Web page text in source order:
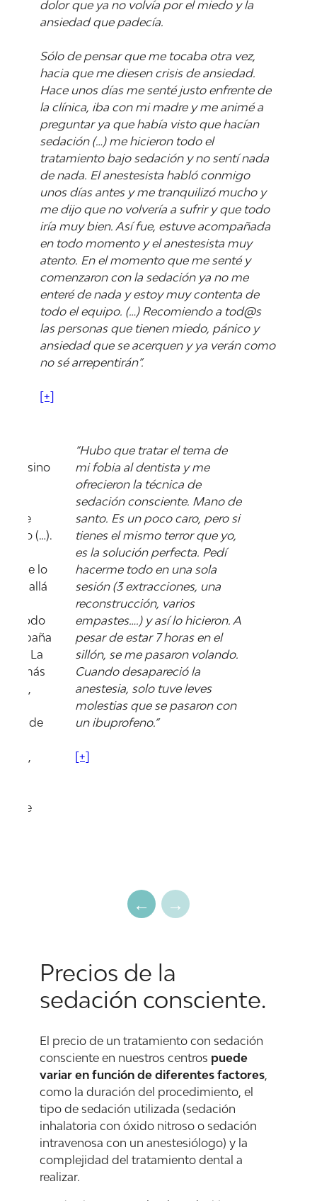
dolor que ya no volvía por el miedo y la
ansiedad que padecía.
Sólo de pensar que me tocaba otra vez,
hacia que me diesen crisis de ansiedad.
Hace unos días me senté justo enfrente de
la clínica, iba con mi madre y me animé a
preguntar ya que había visto que hacían
sedación (…) me hicieron todo el
tratamiento bajo sedación y no sentí nada
de nada. El anestesista habló conmigo
unos días antes y me tranquilizó mucho y
me dijo que no volvería a sufrir y que todo
iría muy bien. Así fue, estuve acompañada
en todo momento y el anestesista muy
atento. En el momento que me senté y
comenzaron con la sedación ya no me
enteré de nada y estoy muy contenta de
todo el equipo. (…) Recomiendo a tod@s
las personas que tienen miedo, pánico y
ansiedad que se acerquen y ya verán como
no sé arrepentirán”.
[+]
sino
que
(…).
de lo
allá
de todo
La
más
de
“Hubo que tratar el tema de
mi fobia al dentista y me
ofrecieron la técnica de
sedación consciente. Mano de
santo. Es un poco caro, pero si
tienes el mismo terror que yo,
es la solución perfecta. Pedí
hacerme todo en una sola
sesión (3 extracciones, una
reconstrucción, varios
empastes….) y así lo hicieron. A
pesar de estar 7 horas en el
sillón, se me pasaron volando.
Cuando desapareció la
anestesia, solo tuve leves
molestias que se pasaron con
un ibuprofeno.”
[+]
Precios de la
sedación consciente.
El precio de un tratamiento con sedación
consciente en nuestros centros puede
variar en función de diferentes factores
como la duración del procedimiento, el
tipo de sedación utilizada (sedación
inhalatoria con óxido nitroso o sedación
intravenosa con un anestesiólogo) y la
complejidad del tratamiento dental a
realizar.